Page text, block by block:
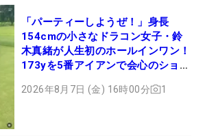
「パーティーしようぜ！」身長
154cmの小さなドラコン女子・鈴
木真緒が人生初のホールインワン！
173yを5番アイアンで会心のショッ
2026年8月7日 (金) 16時00分 1